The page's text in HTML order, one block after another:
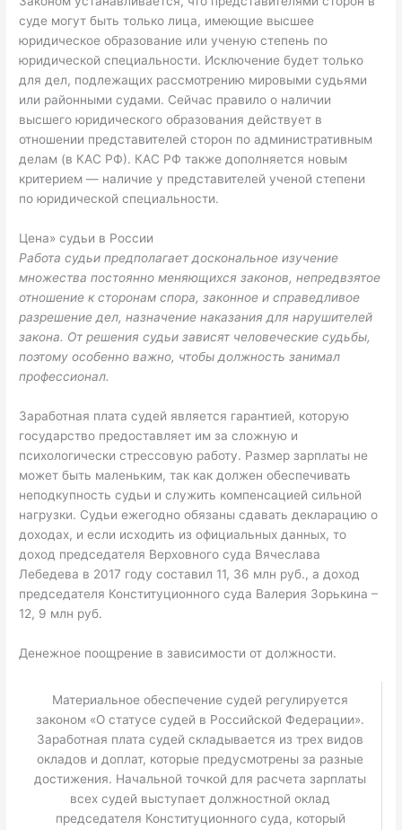
суде могут быть только лица, имеющие высшее
юридическое образование или ученую степень по
юридической специальности. Исключение будет только
для дел, подлежащих рассмотрению мировыми судьями
или районными судами. Сейчас правило о наличии
высшего юридического образования действует в
отношении представителей сторон по административным
делам (в КАС РФ). КАС РФ также дополняется новым
критерием — наличие у представителей ученой степени
по юридической специальности.
Цена» судьи в России
Работа судьи предполагает доскональное изучение
множества постоянно меняющихся законов, непредвзятое
отношение к сторонам спора, законное и справедливое
разрешение дел, назначение наказания для нарушителей
закона. От решения судьи зависят человеческие судьбы,
поэтому особенно важно, чтобы должность занимал
профессионал.
Заработная плата судей является гарантией, которую
государство предоставляет им за сложную и
психологически стрессовую работу. Размер зарплаты не
может быть маленьким, так как должен обеспечивать
неподкупность судьи и служить компенсацией сильной
нагрузки. Судьи ежегодно обязаны сдавать декларацию о
доходах, и если исходить из официальных данных, то
доход председателя Верховного суда Вячеслава
Лебедева в 2017 году составил 11, 36 млн руб., а доход
председателя Конституционного суда Валерия Зорькина –
12, 9 млн руб.
Денежное поощрение в зависимости от должности.
Материальное обеспечение судей регулируется
законом «О статусе судей в Российской Федерации».
Заработная плата судей складывается из трех видов
окладов и доплат, которые предусмотрены за разные
достижения. Начальной точкой для расчета зарплаты
всех судей выступает должностной оклад
председателя Конституционного суда, который